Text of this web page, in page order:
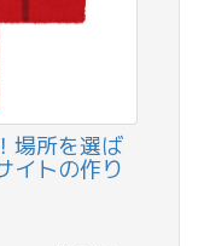
場所を選ば
イトの作り